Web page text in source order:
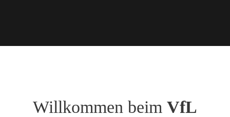
Willkommen beim VfL